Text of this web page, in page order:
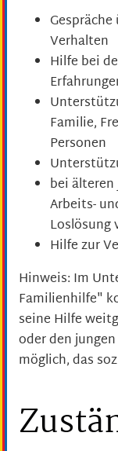
Verhalten
Hilfe bei
Familie,
Personen
bei
Arbeits-
Loslösung
Hilfe zur
Hinweis: Im
Familienhilfe"
seine Hilfe
oder den
möglich, das